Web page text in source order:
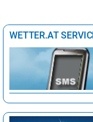
WETTER.AT